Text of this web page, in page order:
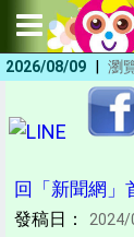
2026/08/09 | 瀏
回「新聞網」
發稿日： 2024/